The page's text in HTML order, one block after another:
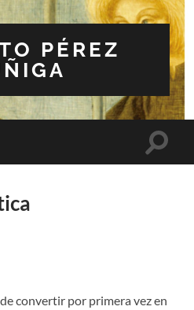
PÉREZ
convertir por primera vez en